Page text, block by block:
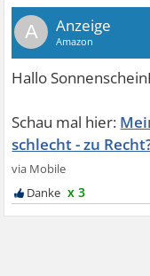
A
schlecht - zu
x 3